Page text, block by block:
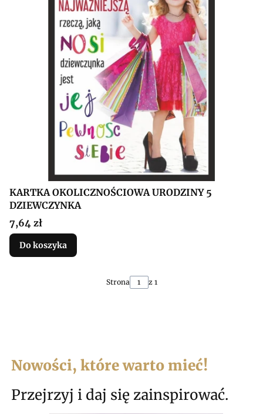
KARTKA OKOLICZNOŚCIOWA URODZINY 5
DZIEWCZYNKA
Cena
7,64 zł
Do koszyka
Strona z 1
Nowości, które warto mieć!
Przejrzyj i daj się zainspirować.